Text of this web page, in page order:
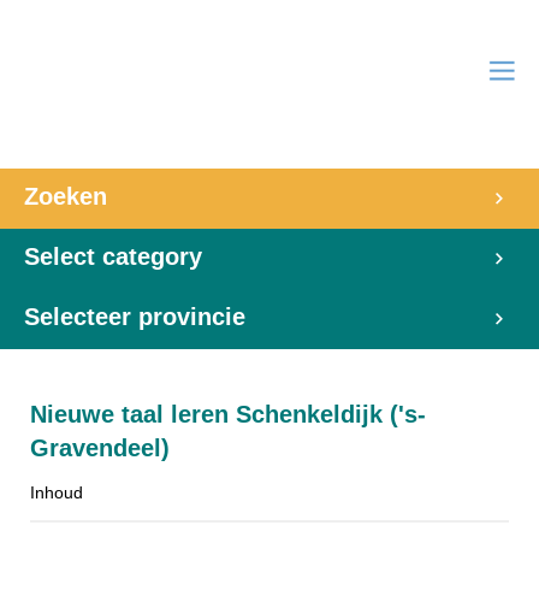
Zoeken
Select category
Selecteer provincie
Nieuwe taal leren Schenkeldijk ('s-
Gravendeel)
Inhoud